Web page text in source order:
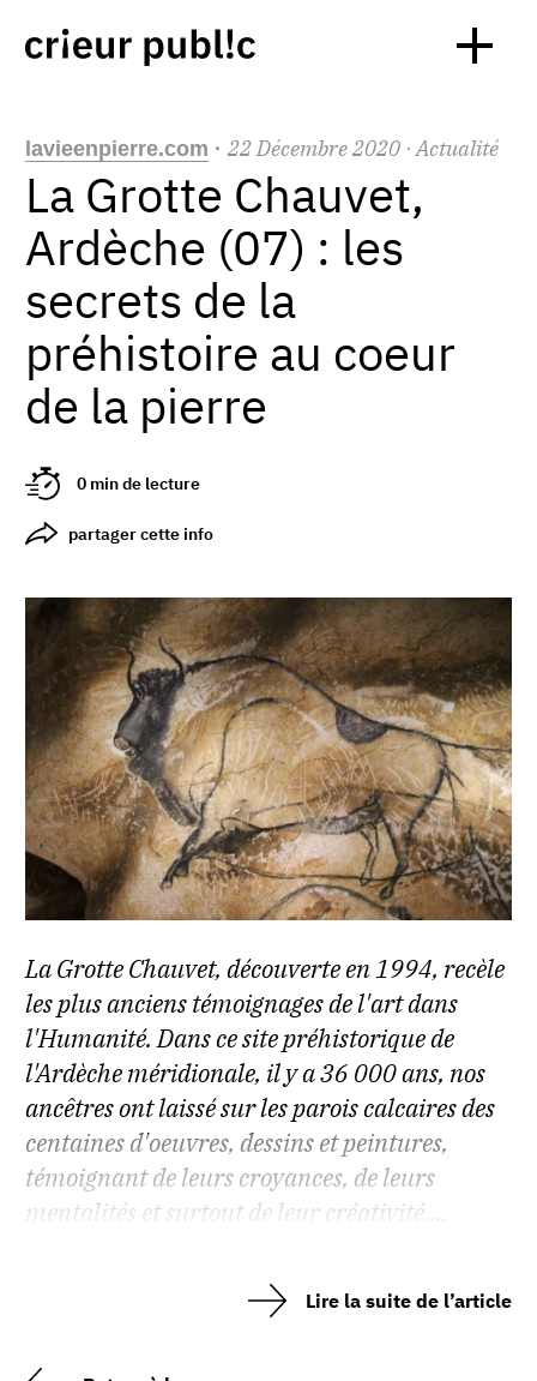
lavieenpierre.com · 22Décembre2020 · Actualité
La Grotte Chauvet,
Ardèche (07) : les
secrets de la
préhistoire au coeur
de la pierre
0 min de lecture
partager cette info
La Grotte Chauvet, découverte en 1994, recèle
les plus anciens témoignages de l'art dans
l'Humanité. Dans ce site préhistorique de
l'Ardèche méridionale, il y a 36 000 ans, nos
ancêtres ont laissé sur les parois calcaires des
centaines d'oeuvres, dessins et peintures,
témoignant de leurs croyances, de leurs
mentalités et surtout de leur créativité....
Lire la suite de l’article